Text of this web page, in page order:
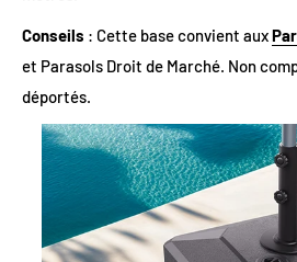
Conseils : Cette base convient aux
et Parasols Droit de Marché. Non
déportés.